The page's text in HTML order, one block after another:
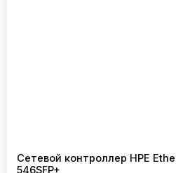
Сетевой контроллер HPE
546SFP+